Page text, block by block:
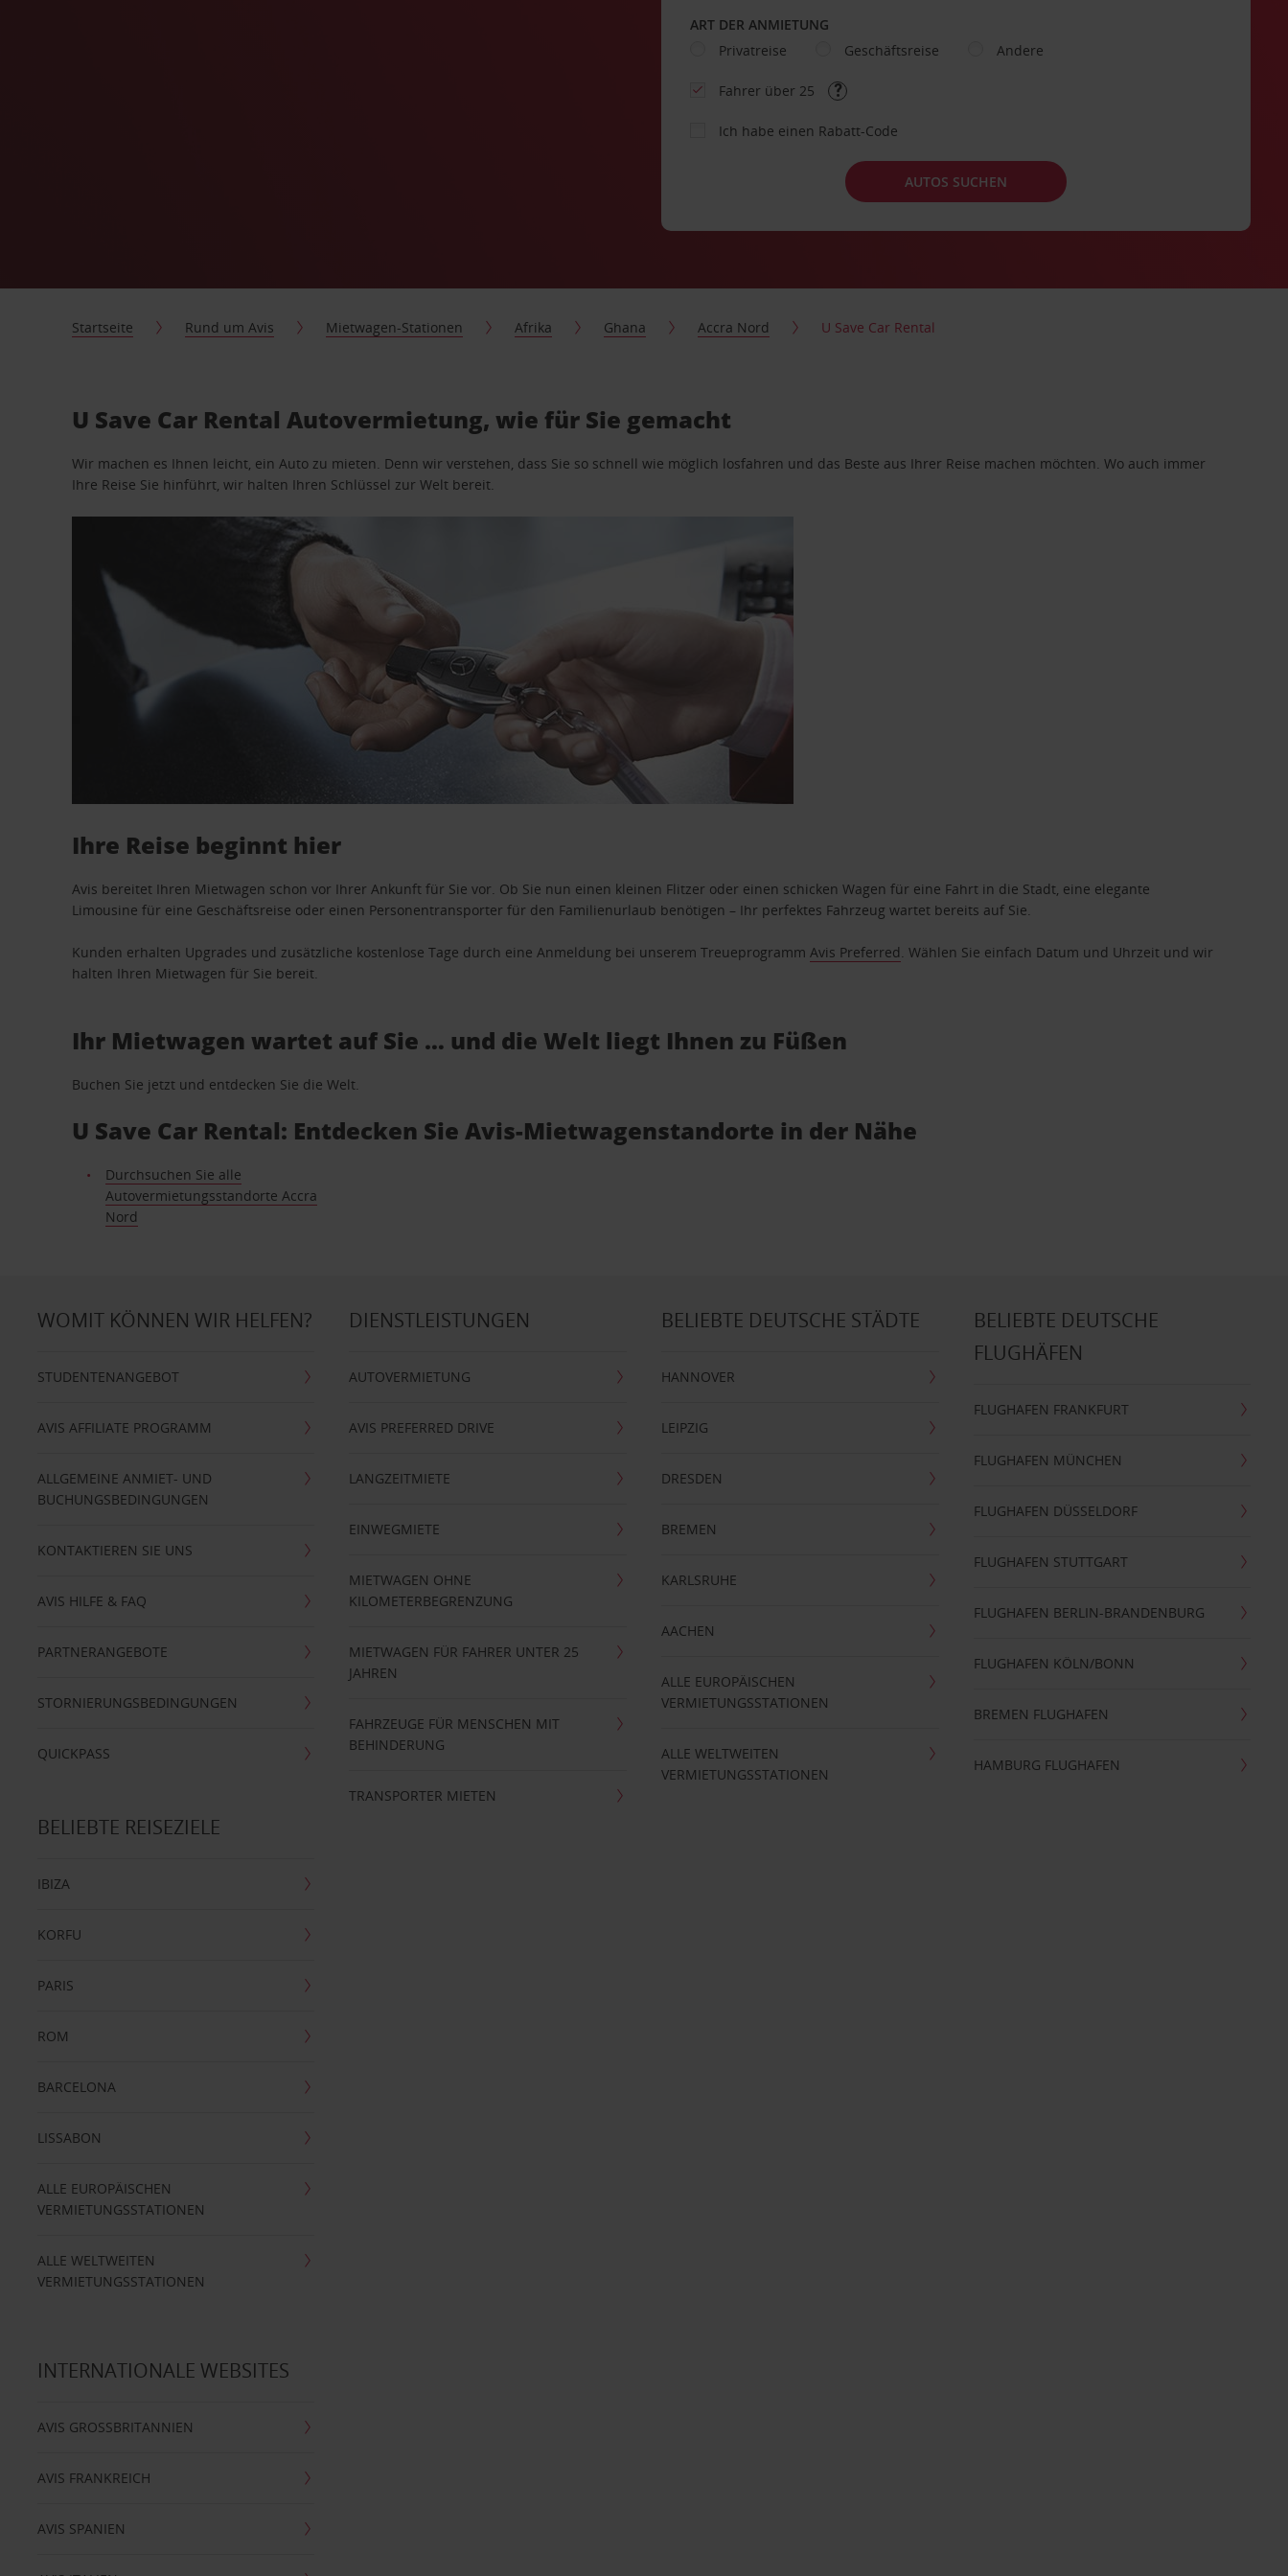
ART DER ANMIETUNG
Privatreise
Geschäftsreise Andere
Fahrer über 25
Ich habe einen Rabatt-Code
AUTOS SUCHEN
Startseite Rund um Avis Mietwagen-Stationen Afrika Ghana Accra Nord U Save Car Rental
U Save Car Rental Autovermietung, wie für Sie gemacht
Wir machen es Ihnen leicht, ein Auto zu mieten. Denn wir verstehen, dass Sie so schnell wie möglich losfahren und das Beste aus Ihrer Reise machen möchten. Wo auch immer
Ihre Reise Sie hinführt, wir halten Ihren Schlüssel zur Welt bereit.
Ihre Reise beginnt hier
Avis bereitet Ihren Mietwagen schon vor Ihrer Ankunft für Sie vor. Ob Sie nun einen kleinen Flitzer oder einen schicken Wagen für eine Fahrt in die Stadt, eine elegante
Limousine für eine Geschäftsreise oder einen Personentransporter für den Familienurlaub benötigen – Ihr perfektes Fahrzeug wartet bereits auf Sie.
Kunden erhalten Upgrades und zusätzliche kostenlose Tage durch eine Anmeldung bei unserem TreueprogrammAvis Preferred. Wählen Sie einfach Datum und Uhrzeit und wir
halten Ihren Mietwagen für Sie bereit.
Ihr Mietwagen wartet auf Sie … und die Welt liegt Ihnen zu Füßen
Buchen Sie jetzt und entdecken Sie die Welt.
U Save Car Rental: Entdecken Sie Avis-Mietwagenstandorte in der Nähe
Durchsuchen Sie alle
Autovermietungsstandorte Accra
Nord
WOMIT KÖNNEN WIR HELFEN?
STUDENTENANGEBOT
AVIS AFFILIATE PROGRAMM
ALLGEMEINE ANMIET- UND
BUCHUNGSBEDINGUNGEN
KONTAKTIEREN SIE UNS
AVIS HILFE & FAQ
PARTNERANGEBOTE
STORNIERUNGSBEDINGUNGEN
QUICKPASS
DIENSTLEISTUNGEN
AUTOVERMIETUNG
AVIS PREFERRED DRIVE
LANGZEITMIETE
EINWEGMIETE
MIETWAGEN OHNE
KILOMETERBEGRENZUNG
MIETWAGEN FÜR FAHRER UNTER 25
JAHREN
FAHRZEUGE FÜR MENSCHEN MIT
BEHINDERUNG
TRANSPORTER MIETEN
BELIEBTE DEUTSCHE STÄDTE
HANNOVER
LEIPZIG
DRESDEN
BREMEN
KARLSRUHE
AACHEN
ALLE EUROPÄISCHEN
VERMIETUNGSSTATIONEN
ALLE WELTWEITEN
VERMIETUNGSSTATIONEN
BELIEBTE DEUTSCHE
FLUGHÄFEN
FLUGHAFEN FRANKFURT
FLUGHAFEN MÜNCHEN
FLUGHAFEN DÜSSELDORF
FLUGHAFEN STUTTGART
FLUGHAFEN BERLIN-BRANDENBURG
FLUGHAFEN KÖLN/BONN
BREMEN FLUGHAFEN
HAMBURG FLUGHAFEN
BELIEBTE REISEZIELE
IBIZA
KORFU
PARIS
ROM
BARCELONA
LISSABON
ALLE EUROPÄISCHEN
VERMIETUNGSSTATIONEN
ALLE WELTWEITEN
VERMIETUNGSSTATIONEN
INTERNATIONALE WEBSITES
AVIS GROSSBRITANNIEN
AVIS FRANKREICH
AVIS SPANIEN